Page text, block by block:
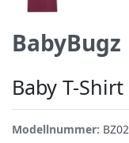
BabyBugz
Baby T-Shirt
Modellnummer: BZ02